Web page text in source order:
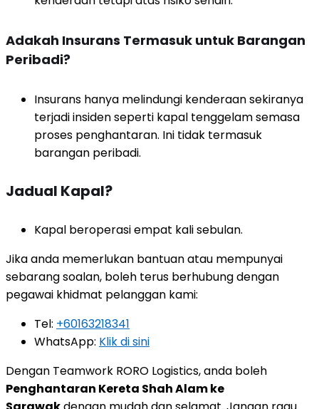
Adakah Insurans Termasuk untuk Barangan
Peribadi?
Insurans hanya melindungi kenderaan sekiranya
terjadi insiden seperti kapal tenggelam semasa
proses penghantaran. Ini tidak termasuk
barangan peribadi.
Jadual Kapal?
Kapal beroperasi empat kali sebulan.
Jika anda memerlukan bantuan atau mempunyai
sebarang soalan, boleh terus berhubung dengan
pegawai khidmat pelanggan kami:
Tel: +60163218341
WhatsApp: Klik di sini
Dengan Teamwork RORO Logistics, anda boleh
Penghantaran Kereta Shah Alam ke